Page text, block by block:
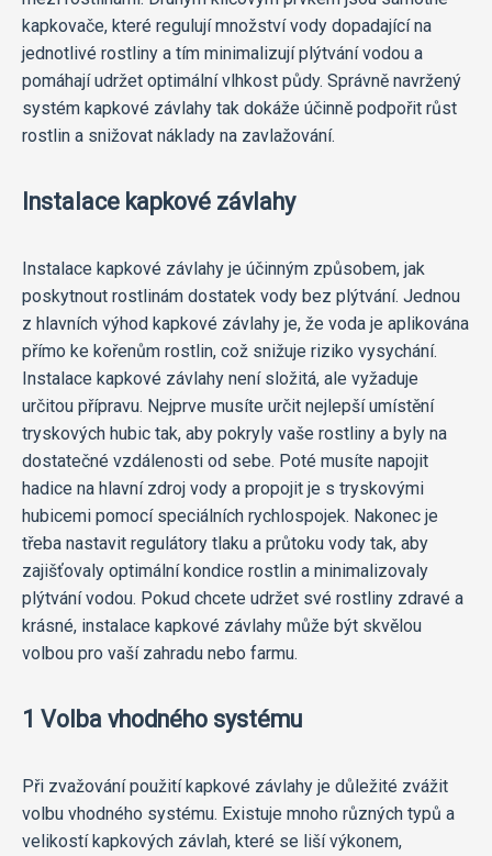
kapkovače, které regulují množství vody dopadající na
jednotlivé rostliny a tím minimalizují plýtvání vodou a
pomáhají udržet optimální vlhkost půdy. Správně navržený
systém kapkové závlahy tak dokáže účinně podpořit růst
rostlin a snižovat náklady na zavlažování.
Instalace kapkové závlahy
Instalace kapkové závlahy je účinným způsobem, jak
poskytnout rostlinám dostatek vody bez plýtvání. Jednou
z hlavních výhod kapkové závlahy je, že voda je aplikována
přímo ke kořenům rostlin, což snižuje riziko vysychání.
Instalace kapkové závlahy není složitá, ale vyžaduje
určitou přípravu. Nejprve musíte určit nejlepší umístění
tryskových hubic tak, aby pokryly vaše rostliny a byly na
dostatečné vzdálenosti od sebe. Poté musíte napojit
hadice na hlavní zdroj vody a propojit je s tryskovými
hubicemi pomocí speciálních rychlospojek. Nakonec je
třeba nastavit regulátory tlaku a průtoku vody tak, aby
zajišťovaly optimální kondice rostlin a minimalizovaly
plýtvání vodou. Pokud chcete udržet své rostliny zdravé a
krásné, instalace kapkové závlahy může být skvělou
volbou pro vaší zahradu nebo farmu.
1 Volba vhodného systému
Při zvažování použití kapkové závlahy je důležité zvážit
volbu vhodného systému. Existuje mnoho různých typů a
velikostí kapkových závlah, které se liší výkonem,